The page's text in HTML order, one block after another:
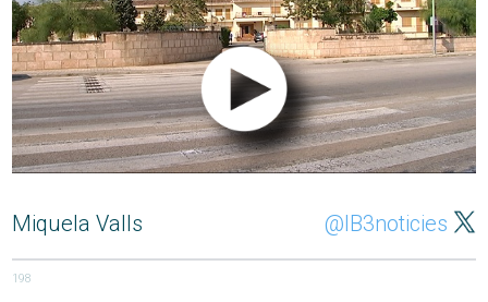
Miquela Valls @IB3noticies
198